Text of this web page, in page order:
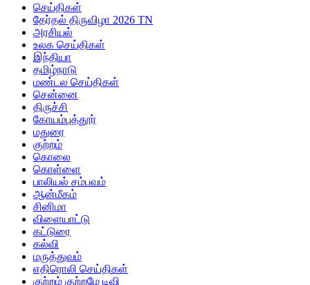
செய்திகள்
தேர்தல் திருவிழா 2026 TN
அரசியல்
உலக செய்திகள்
இந்தியா
தமிழ்நாடு
மண்டல செய்திகள்
சென்னை
திருச்சி
கோயம்புத்தூர்
மதுரை
குற்றம்
கொலை
கொள்ளை
பாலியல் சம்பவம்
ஆன்மீகம்
சினிமா
விளையாட்டு
கட்டுரை
கல்வி
மருத்துவம்
எதிரொலி செய்திகள்
குற்றம் குற்றமே டிவி